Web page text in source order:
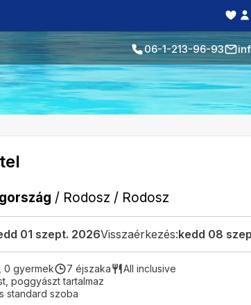
06-1-213-96-93
/ Rodosz / Rodosz
01 szept. 2026Visszaérkezés:kedd 08
0 gyermek 7 éjszaka
All inclusive
poggyászt tartalmaz
standard szoba